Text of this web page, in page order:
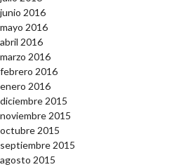
junio 2016
mayo 2016
abril 2016
marzo 2016
febrero 2016
enero 2016
diciembre 2015
noviembre 2015
octubre 2015
septiembre 2015
agosto 2015